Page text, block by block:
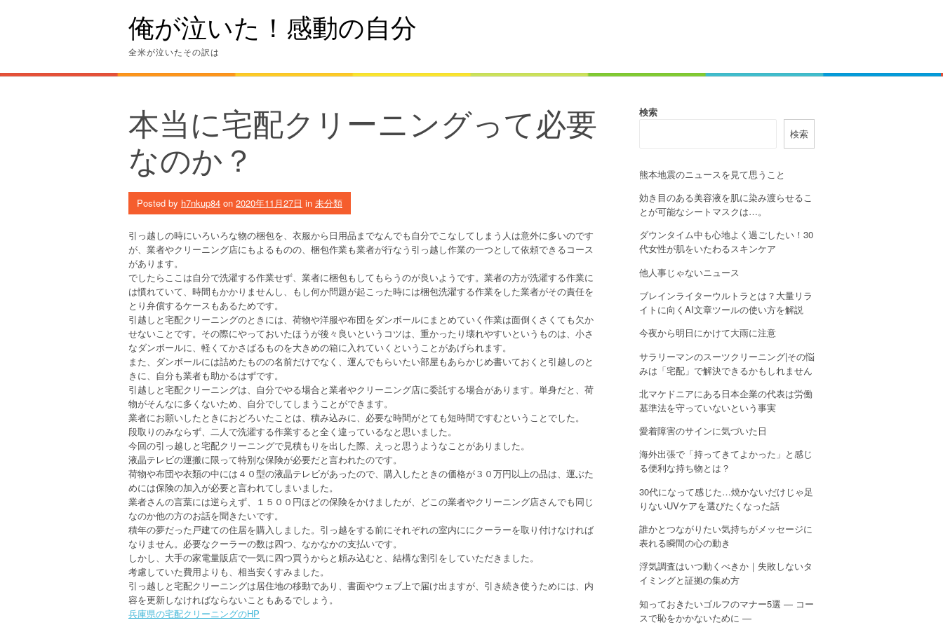
俺が泣いた！感動の自分
全米が泣いたその訳は
本当に宅配クリーニングって必要
なのか？
Posted by h7nkup84 on 2020年11月27日 in 未分類
引っ越しの時にいろいろな物の梱包を、衣服から日用品までなんでも自分でこなしてしまう人は意外に多いのです
が、業者やクリーニング店にもよるものの、梱包作業も業者が行なう引っ越し作業の一つとして依頼できるコース
があります。
でしたらここは自分で洗濯する作業せず、業者に梱包もしてもらうのが良いようです。業者の方が洗濯する作業に
は慣れていて、時間もかかりませんし、もし何か問題が起こった時には梱包洗濯する作業をした業者がその責任を
とり弁償するケースもあるためです。
引越しと宅配クリーニングのときには、荷物や洋服や布団をダンボールにまとめていく作業は面倒くさくても欠か
せないことです。その際にやっておいたほうが後々良いというコツは、重かったり壊れやすいというものは、小さ
なダンボールに、軽くてかさばるものを大きめの箱に入れていくということがあげられます。
また、ダンボールには詰めたものの名前だけでなく、運んでもらいたい部屋もあらかじめ書いておくと引越しのと
きに、自分も業者も助かるはずです。
引越しと宅配クリーニングは、自分でやる場合と業者やクリーニング店に委託する場合があります。単身だと、荷
物がそんなに多くないため、自分でしてしまうことができます。
業者にお願いしたときにおどろいたことは、積み込みに、必要な時間がとても短時間ですむということでした。
段取りのみならず、二人で洗濯する作業すると全く違っているなと思いました。
今回の引っ越しと宅配クリーニングで見積もりを出した際、えっと思うようなことがありました。
液晶テレビの運搬に限って特別な保険が必要だと言われたのです。
荷物や布団や衣類の中には４０型の液晶テレビがあったので、購入したときの価格が３０万円以上の品は、運ぶた
めには保険の加入が必要と言われてしまいました。
業者さんの言葉には逆らえず、１５００円ほどの保険をかけましたが、どこの業者やクリーニング店さんでも同じ
なのか他の方のお話を聞きたいです。
積年の夢だった戸建ての住居を購入しました。引っ越をする前にそれぞれの室内ににクーラーを取り付けなければ
なりません。必要なクーラーの数は四つ、なかなかの支払いです。
しかし、大手の家電量販店で一気に四つ買うからと頼み込むと、結構な割引をしていただきました。
考慮していた費用よりも、相当安くすみました。
引っ越しと宅配クリーニングは居住地の移動であり、書面やウェブ上で届け出ますが、引き続き使うためには、内
容を更新しなければならないこともあるでしょう。
兵庫県の宅配クリーニングのHP
検索
検索
熊本地震のニュースを見て思うこと
効き目のある美容液を肌に染み渡らせるこ
とが可能なシートマスクは…。
ダウンタイム中も心地よく過ごしたい！30
代女性が肌をいたわるスキンケア
他人事じゃないニュース
ブレインライターウルトラとは？大量リラ
イトに向くAI文章ツールの使い方を解説
今夜から明日にかけて大雨に注意
サラリーマンのスーツクリーニング|その悩
みは「宅配」で解決できるかもしれません
北マケドニアにある日本企業の代表は労働
基準法を守っていないという事実
愛着障害のサインに気づいた日
海外出張で「持ってきてよかった」と感じ
る便利な持ち物とは？
30代になって感じた…焼かないだけじゃ足
りないUVケアを選びたくなった話
誰かとつながりたい気持ちがメッセージに
表れる瞬間の心の動き
浮気調査はいつ動くべきか｜失敗しないタ
イミングと証拠の集め方
知っておきたいゴルフのマナー5選 — コー
スで恥をかかないために —